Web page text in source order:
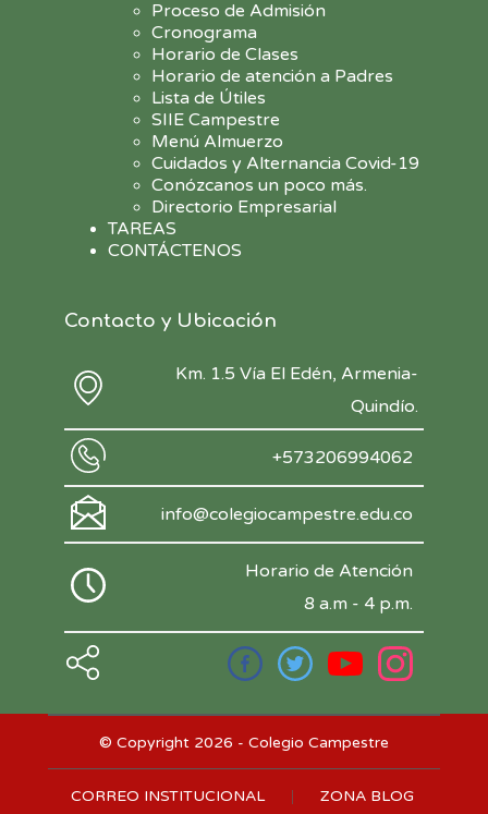
Proceso de Admisión
Cronograma
Horario de Clases
Horario de atención a Padres
Lista de Útiles
SIIE Campestre
Menú Almuerzo
Cuidados y Alternancia Covid-19
Conózcanos un poco más.
Directorio Empresarial
TAREAS
CONTÁCTENOS
Contacto y Ubicación
Km. 1.5 Vía El Edén, Armenia-
Quindío.
+573206994062
info@colegiocampestre.edu.co
Horario de Atención
8 a.m - 4 p.m.
© Copyright 2026 - Colegio Campestre
CORREO INSTITUCIONAL ZONA BLOG